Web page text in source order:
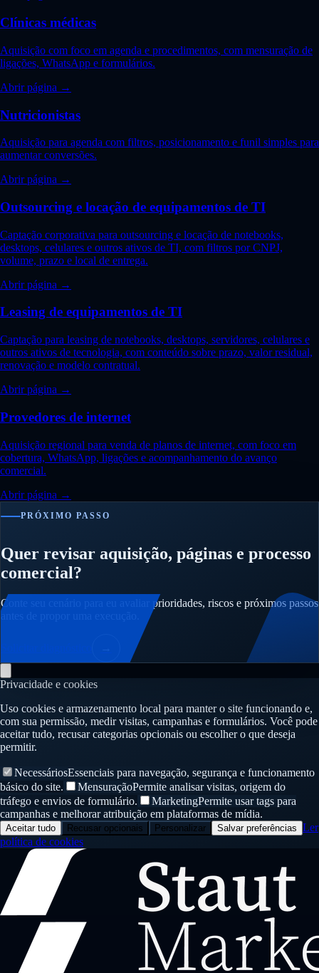
Clínicas médicas
Aquisição com foco em agenda e procedimentos, com mensuração de
ligações, WhatsApp e formulários.
Abrir página →
Nutricionistas
Aquisição para agenda com filtros, posicionamento e funil simples para
aumentar conversões.
Abrir página →
Outsourcing e locação de equipamentos de TI
Captação corporativa para outsourcing e locação de notebooks,
desktops, celulares e outros ativos de TI, com filtros por CNPJ,
volume, prazo e local de entrega.
Abrir página →
Leasing de equipamentos de TI
Captação para leasing de notebooks, desktops, servidores, celulares e
outros ativos de tecnologia, com conteúdo sobre prazo, valor residual,
renovação e modelo contratual.
Abrir página →
Provedores de internet
Aquisição regional para venda de planos de internet, com foco em
cobertura, WhatsApp, ligações e acompanhamento do avanço
comercial.
Abrir página →
PRÓXIMO PASSO
Quer revisar aquisição, páginas e processo
comercial?
Conte seu cenário para eu avaliar prioridades, riscos e próximos passos
Privacidade e cookies
Uso cookies e armazenamento local para manter o site funcionando e,
com sua permissão, medir visitas, campanhas e formulários. Você pode
aceitar tudo, recusar categorias opcionais ou escolher o que deseja
permitir.
NecessáriosEssenciais para navegação, segurança e funcionamento
básico do site.
MensuraçãoPermite analisar visitas, origem do
tráfego e envios de formulário.
MarketingPermite usar tags para
campanhas e melhorar atribuição em plataformas de mídia.
Aceitar tudo Recusar opcionais Personalizar Salvar preferências Ler
política de cookies